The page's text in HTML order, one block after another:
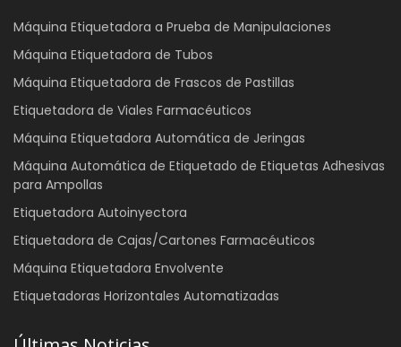
Máquina Etiquetadora a Prueba de Manipulaciones
Máquina Etiquetadora de Tubos
Máquina Etiquetadora de Frascos de Pastillas
Etiquetadora de Viales Farmacéuticos
Máquina Etiquetadora Automática de Jeringas
Máquina Automática de Etiquetado de Etiquetas Adhesivas
para Ampollas
Etiquetadora Autoinyectora
Etiquetadora de Cajas/Cartones Farmacéuticos
Máquina Etiquetadora Envolvente
Etiquetadoras Horizontales Automatizadas